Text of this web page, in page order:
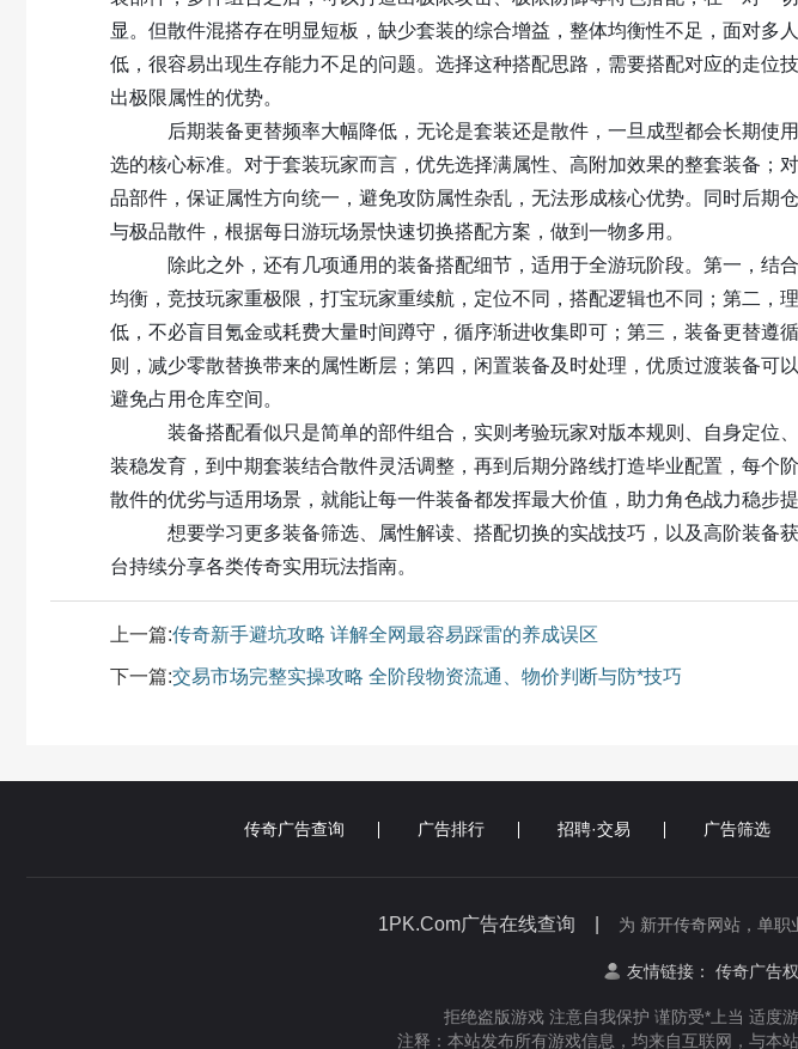
显。但散件混搭存在明显短板，缺少套装的综合增益，整体均衡性不足，面对多
低，很容易出现生存能力不足的问题。选择这种搭配思路，需要搭配对应的走位
出极限属性的优势。
后期装备更替频率大幅降低，无论是套装还是散件，一旦成型都会长期使用
选的核心标准。对于套装玩家而言，优先选择满属性、高附加效果的整套装备；
品部件，保证属性方向统一，避免攻防属性杂乱，无法形成核心优势。同时后期
与极品散件，根据每日游玩场景快速切换搭配方案，做到一物多用。
除此之外，还有几项通用的装备搭配细节，适用于全游玩阶段。第一，结合
均衡，竞技玩家重极限，打宝玩家重续航，定位不同，搭配逻辑也不同；第二，
低，不必盲目氪金或耗费大量时间蹲守，循序渐进收集即可；第三，装备更替遵
则，减少零散替换带来的属性断层；第四，闲置装备及时处理，优质过渡装备可
避免占用仓库空间。
装备搭配看似只是简单的部件组合，实则考验玩家对版本规则、自身定位、
装稳发育，到中期套装结合散件灵活调整，再到后期分路线打造毕业配置，每个
散件的优劣与适用场景，就能让每一件装备都发挥最大价值，助力角色战力稳步提
想要学习更多装备筛选、属性解读、搭配切换的实战技巧，以及高阶装备获
台持续分享各类传奇实用玩法指南。
上一篇:传奇新手避坑攻略 详解全网最容易踩雷的养成误区
下一篇:交易市场完整实操攻略 全阶段物资流通、物价判断与防*技巧
传奇广告查询 广告排行 招聘·交易 广告筛选
1PK.Com广告在线查询 | 为 新开传奇网站，单
友情链接： 传奇广告
拒绝盗版游戏 注意自我保护 谨防受*上当 适度
注释：本站发布所有游戏信息，均来自互联网，与本